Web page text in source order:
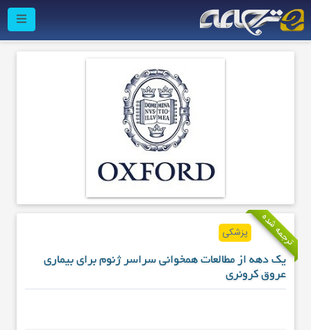
ترجمه شده پزشکی
یک دهه از مطالعات همخوانی سراسر ژنوم برای بیماری
عروق کرونری